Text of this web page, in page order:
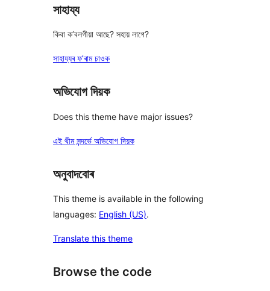
সাহায্য
কিবা ক’বলগীয়া আছে? সহায় লাগে?
সাহায্যৰ ফ’ৰাম চাওক
অভিযোগ দিয়ক
Does this theme have major issues?
এই থীম সন্দৰ্ভে অভিযোগ দিয়ক
অনুবাদবোৰ
This theme is available in the following
languages: English (US).
Translate this theme
Browse the code